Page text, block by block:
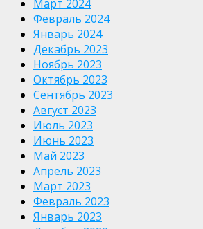
Март 2024
Февраль 2024
Январь 2024
Декабрь 2023
Ноябрь 2023
Октябрь 2023
Сентябрь 2023
Август 2023
Июль 2023
Июнь 2023
Май 2023
Апрель 2023
Март 2023
Февраль 2023
Январь 2023